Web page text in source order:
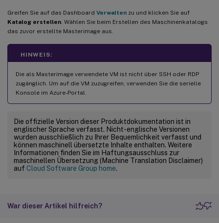
Greifen Sie auf das Dashboard Verwalten zu und klicken Sie auf
Katalog erstellen. Wählen Sie beim Erstellen des Maschinenkatalogs
das zuvor erstellte Masterimage aus.
HINWEIS:
Die als Masterimage verwendete VM ist nicht über SSH oder RDP
zugänglich. Um auf die VM zuzugreifen, verwenden Sie die serielle
Konsole im Azure-Portal.
Die offizielle Version dieser Produktdokumentation ist in
englischer Sprache verfasst. Nicht-englische Versionen
wurden ausschließlich zu Ihrer Bequemlichkeit verfasst und
können maschinell übersetzte Inhalte enthalten. Weitere
Informationen finden Sie im Haftungsausschluss zur
maschinellen Übersetzung (Machine Translation Disclaimer)
auf Cloud Software Group home.
War dieser Artikel hilfreich?